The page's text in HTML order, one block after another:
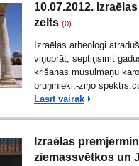
10.07.2012.
zelts (0)
Izraēlas arheologi
viņuprāt, septiņsimt
krišanas musulmaņu
bruņinieki,-ziņo
Lasīt vairāk
Izraēlas
ziemassvētkos un